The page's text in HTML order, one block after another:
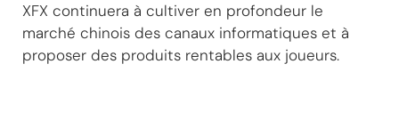
XFX continuera à cultiver en profondeur le
marché chinois des canaux informatiques et à
proposer des produits rentables aux joueurs.